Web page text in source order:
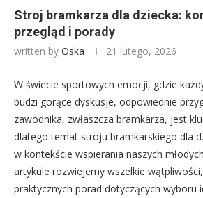
Stroj bramkarza dla dziecka:
przegląd i porady
written by Oska 21 lutego, 2026
W świecie sportowych emocji, gdzie
budzi gorące dyskusje, odpowiednie
zawodnika, zwłaszcza bramkarza, jest
dlatego temat stroju bramkarskiego dla
w kontekście wspierania naszych
artykule rozwiejemy wszelkie
praktycznych porad dotyczących wyboru